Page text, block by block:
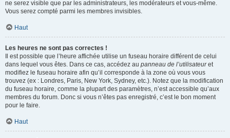
ne serez visible que par les administrateurs, les modérateurs et vous-même.
Vous serez compté parmi les membres invisibles.
Haut
Les heures ne sont pas correctes !
Il est possible que l’heure affichée utilise un fuseau horaire différent de celui
dans lequel vous êtes. Dans ce cas, accédez au panneau de l’utilisateuret
modifiez le fuseau horaire afin qu’il corresponde à la zone où vous vous
trouvez (ex : Londres, Paris, New York, Sydney, etc.). Notez que la modification
du fuseau horaire, comme la plupart des paramètres, n’est accessible qu’aux
membres du forum. Donc si vous n’êtes pas enregistré, c’est le bon moment
pour le faire.
Haut